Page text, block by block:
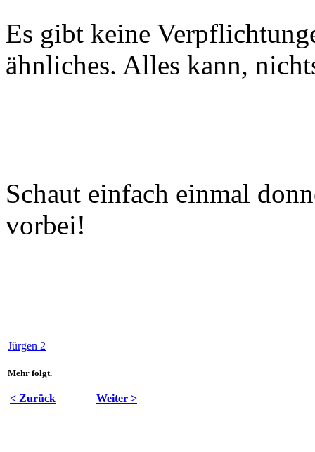
Es gibt keine
ähnliches. Alles kann,
Schaut einfach einmal
vorbei!
Jürgen 2
Mehr folgt.
< Zurück Weiter >